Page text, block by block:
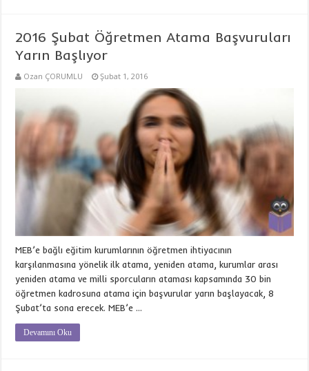
2016 Şubat Öğretmen Atama Başvuruları
Yarın Başlıyor
Ozan ÇORUMLU Şubat 1, 2016
MEB’e bağlı eğitim kurumlarının öğretmen ihtiyacının
karşılanmasına yönelik ilk atama, yeniden atama, kurumlar arası
yeniden atama ve milli sporcuların ataması kapsamında 30 bin
öğretmen kadrosuna atama için başvurular yarın başlayacak, 8
Şubat’ta sona erecek. MEB’e …
Devamını Oku